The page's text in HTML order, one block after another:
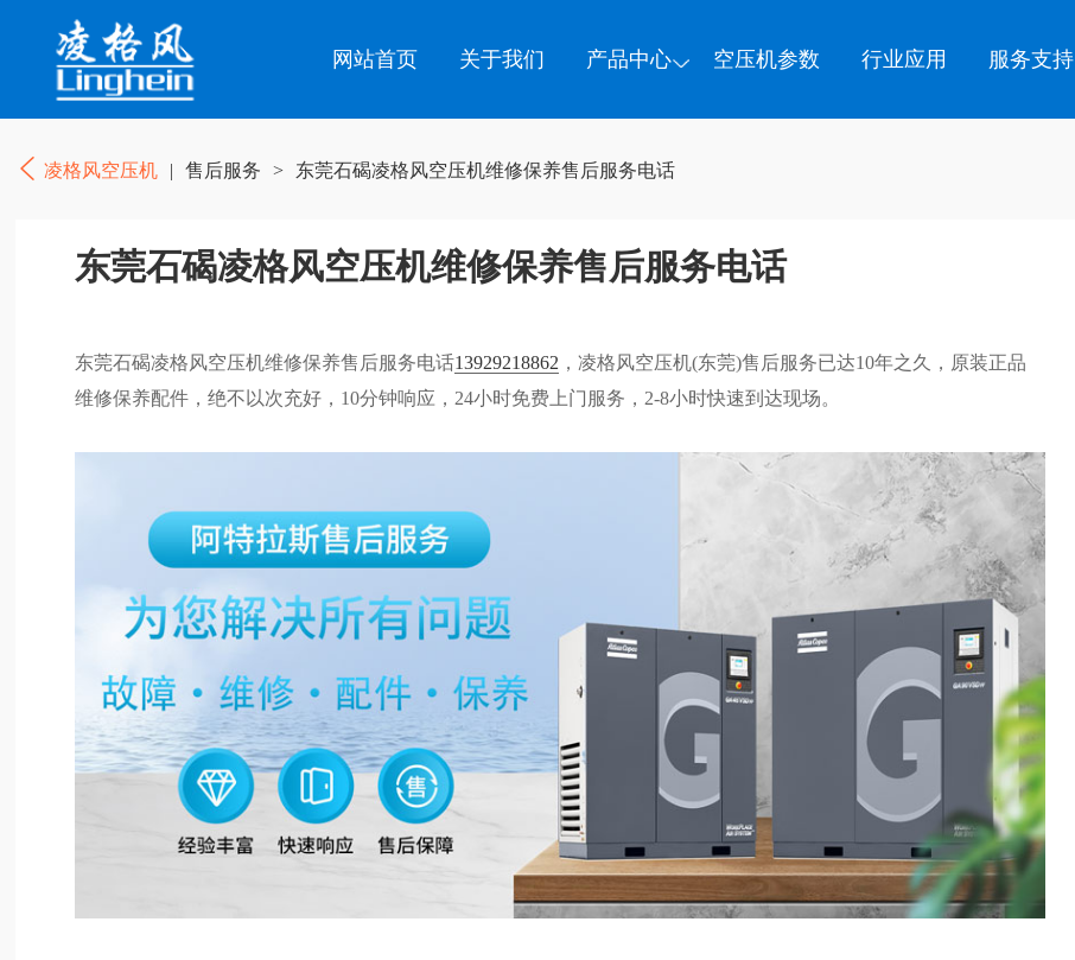
网站首页 关于我们 产品中心 空压机参数 行业应用 服务支持
凌格风空压机 | 售后服务 > 东莞石碣凌格风空压机维修保养售后服务电话
东莞石碣凌格风空压机维修保养售后服务电话
东莞石碣凌格风空压机维修保养售后服务电话13929218862 ，凌格风空压机(东莞)售后服务已达10年之久，原装正品
维修保养配件，绝不以次充好，10分钟响应，24小时免费上门服务，2-8小时快速到达现场。